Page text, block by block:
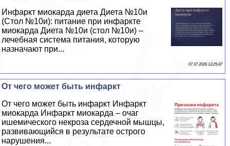
Инфаркт миокарда диета Диета №10и
(Стол №10и): питание при инфаркте
миокарда Диета №10и (стол №10и) –
лечебная система питания, которую
назначают при...
07 07 2026 13:25:47
От чего может быть инфаркт
От чего может быть инфаркт Инфаркт
миокарда Инфаркт миокарда – очаг
ишемического некроза сердечной мышцы,
развивающийся в результате острого
нарушения...